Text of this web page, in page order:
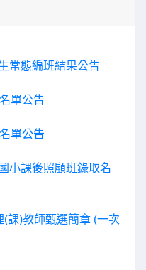
常態編班結果公告
單公告
單公告
小課後照顧班錄取名
課)教師甄選簡章 (一次